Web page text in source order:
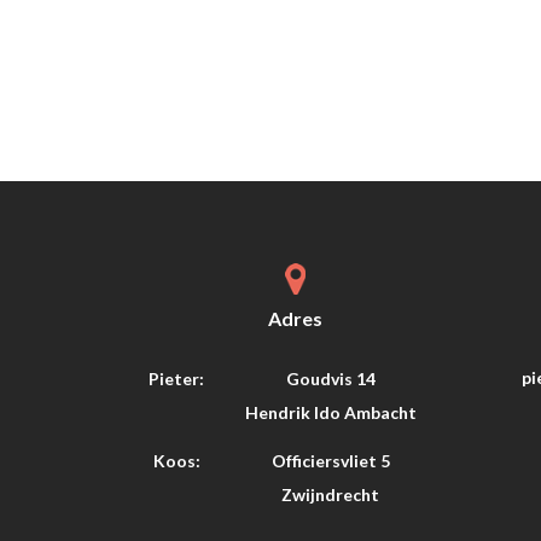
Adres
Pieter:
Goudvis 14
Hendrik Ido Ambacht
Koos:
Officiersvliet 5
Zwijndrecht